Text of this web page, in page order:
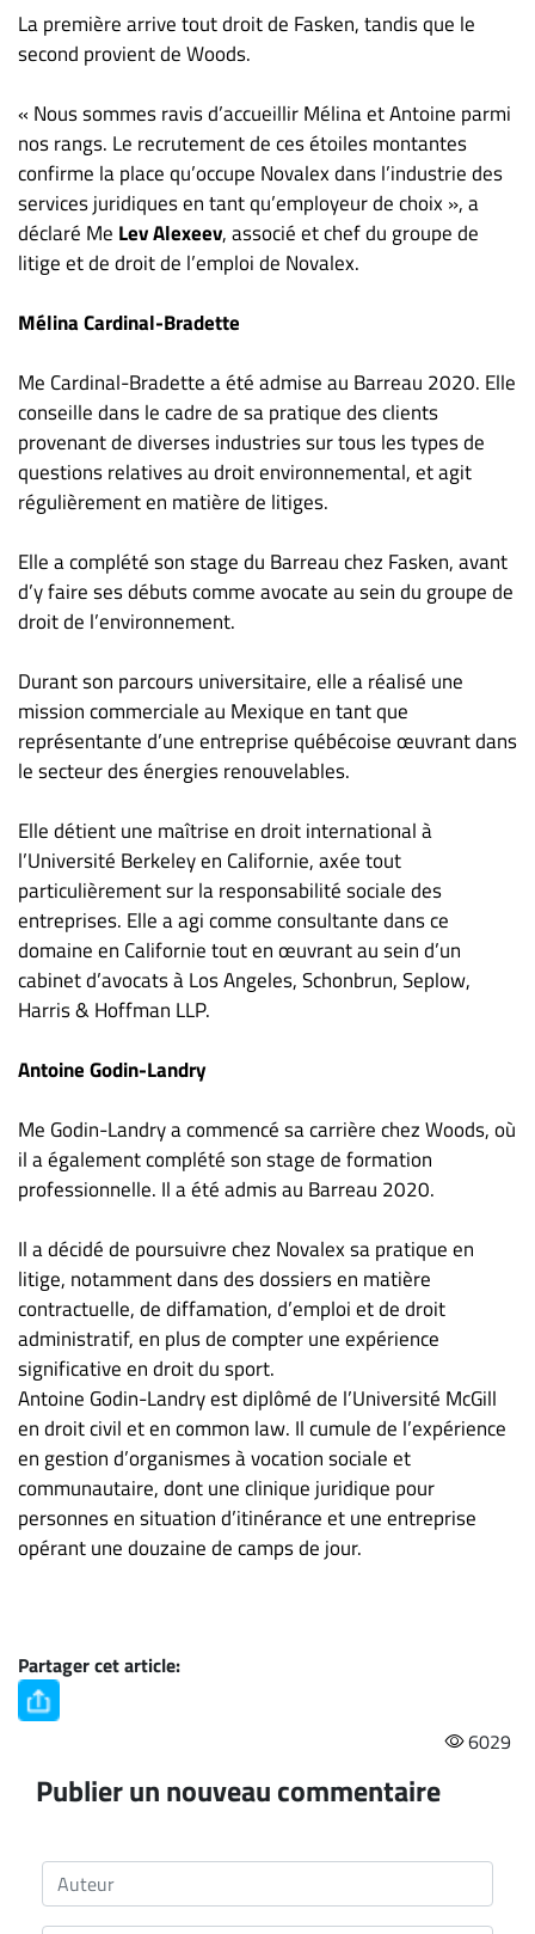
Publier
un
Publicité
Solutions de
recrutements
TROUVEZ-
NOUS
Nous
À
propos
Infolettre
S’abonner
Politique de
confidentialité
La première arrive tout droit de Fasken, tandis que le
second provient de Woods.
« Nous sommes ravis d’accueillir Mélina et Antoine parmi
nos rangs. Le recrutement de ces étoiles montantes
confirme la place qu’occupe Novalex dans l’industrie des
services juridiques en tant qu’employeur de choix », a
déclaré Me Lev Alexeev, associé et chef du groupe de
litige et de droit de l’emploi de Novalex.
Mélina Cardinal-Bradette
Me Cardinal-Bradette a été admise au Barreau 2020. Elle
conseille dans le cadre de sa pratique des clients
provenant de diverses industries sur tous les types de
questions relatives au droit environnemental, et agit
régulièrement en matière de litiges.
Elle a complété son stage du Barreau chez Fasken, avant
d’y faire ses débuts comme avocate au sein du groupe de
droit de l’environnement.
Durant son parcours universitaire, elle a réalisé une
mission commerciale au Mexique en tant que
représentante d’une entreprise québécoise œuvrant dans
le secteur des énergies renouvelables.
Elle détient une maîtrise en droit international à
l’Université Berkeley en Californie, axée tout
particulièrement sur la responsabilité sociale des
entreprises. Elle a agi comme consultante dans ce
domaine en Californie tout en œuvrant au sein d’un
cabinet d’avocats à Los Angeles, Schonbrun, Seplow,
Harris & Hoffman LLP.
Antoine Godin-Landry
Me Godin-Landry a commencé sa carrière chez Woods, où
il a également complété son stage de formation
professionnelle. Il a été admis au Barreau 2020.
Il a décidé de poursuivre chez Novalex sa pratique en
litige, notamment dans des dossiers en matière
contractuelle, de diffamation, d’emploi et de droit
administratif, en plus de compter une expérience
significative en droit du sport.
Antoine Godin-Landry est diplômé de l’Université McGill
en droit civil et en common law. Il cumule de l’expérience
en gestion d’organismes à vocation sociale et
communautaire, dont une clinique juridique pour
personnes en situation d’itinérance et une entreprise
opérant une douzaine de camps de jour.
Partager cet article:
6029
Publier un nouveau commentaire